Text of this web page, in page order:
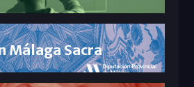
Málaga Sacra